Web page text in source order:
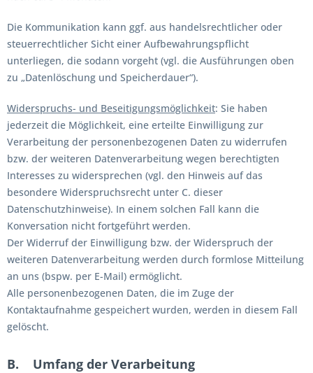
Die Kommunikation kann ggf. aus handelsrechtlicher oder
steuerrechtlicher Sicht einer Aufbewahrungspflicht
unterliegen, die sodann vorgeht (vgl. die Ausführungen oben
zu „Datenlöschung und Speicherdauer“).
Widerspruchs- und Beseitigungsmöglichkeit: Sie haben
jederzeit die Möglichkeit, eine erteilte Einwilligung zur
Verarbeitung der personenbezogenen Daten zu widerrufen
bzw. der weiteren Datenverarbeitung wegen berechtigten
Interesses zu widersprechen (vgl. den Hinweis auf das
besondere Widerspruchsrecht unter C. dieser
Datenschutzhinweise). In einem solchen Fall kann die
Konversation nicht fortgeführt werden.
Der Widerruf der Einwilligung bzw. der Widerspruch der
weiteren Datenverarbeitung werden durch formlose Mitteilung
an uns (bspw. per E-Mail) ermöglicht.
Alle personenbezogenen Daten, die im Zuge der
Kontaktaufnahme gespeichert wurden, werden in diesem Fall
gelöscht.
B. Umfang der Verarbeitung